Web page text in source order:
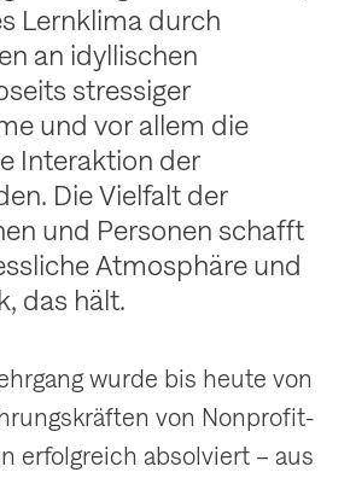
Lernklima durch
an idyllischen
stressiger
und vor allem die
Interaktion der
Die Vielfalt der
und Personen schafft
Atmosphäre und
das hält.
wurde bis heute von
von Nonprofit-
erfolgreich absolviert – aus